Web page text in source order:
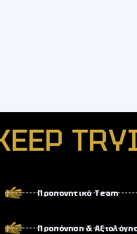
Προπονητικό Team
Προπόνηση &